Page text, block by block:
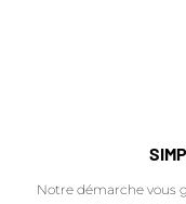
Notre démarche vous